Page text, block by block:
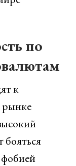
по
к
рынке
бояться